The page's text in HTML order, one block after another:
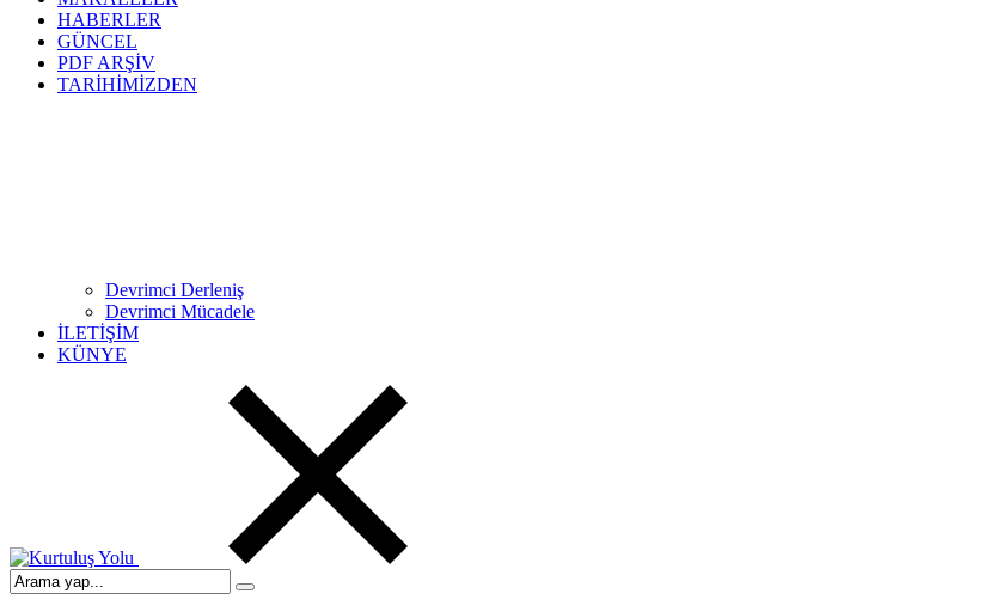
HABERLER
GÜNCEL
PDF ARŞİV
TARİHİMİZDEN
Devrimci Derleniş
Devrimci Mücadele
İLETİŞİM
KÜNYE